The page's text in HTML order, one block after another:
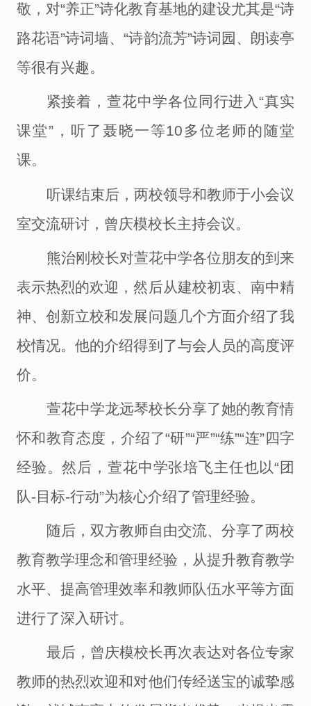
敬，对“养正”诗化教育基地的建设尤其是“诗
路花语”诗词墙、“诗韵流芳”诗词园、朗读亭
等很有兴趣。
紧接着，萱花中学各位 同行进入“真实
课堂”， 听了聂晓一等10多位老师的随堂
课。
听课结束后，两校领导和教师于小会议
室交流研讨，曾庆模校长主持会议。
熊治刚校长对萱花中学各位 朋友的到来
表示热烈的欢迎 ，然后从建校初衷、南中精
神、创新立校和发展问题 几个方面介绍了我
校情况。他的介绍得到了与会人员的高度评
价。
萱花中学龙远琴校长分享了她的教育情
怀和教育态度， 介绍了“研”“严”“练”“连”四字
经验。然后，萱花中学张培飞主任也以“团
队-目标-行动”为核心介绍了管理经验。
随后，双方教师自由交流、 分享了两校
教育教学理念和管理经验， 从提升教育教学
水平、提高管理效率和教师队伍水平等方面
进行了深入研讨。
最后，曾庆模校长再次表达对各位专家
教师的热烈欢迎和对他们传经送宝的诚挚感